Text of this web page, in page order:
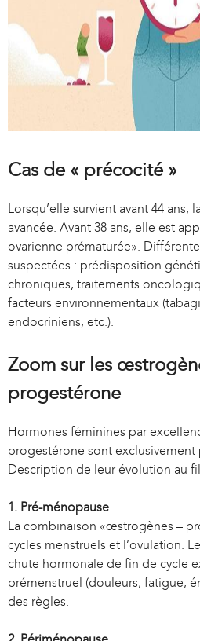
Cas de « précocité »
Lorsqu’elle survient avant 44 ans,
avancée. Avant 38 ans, elle est
ovarienne prématurée».
suspectées : prédisposition
chroniques, traitements
facteurs environnementaux
endocriniens, etc.).
Zoom sur les
progestérone
Hormones féminines par
progestérone sont exclusivement
Description de leur évolution au
1. Pré-ménopause
La combinaison «œstrogènes –
cycles menstruels et l’ovulation.
chute hormonale de fin de cycle
prémenstruel (douleurs, fatigue,
des règles.